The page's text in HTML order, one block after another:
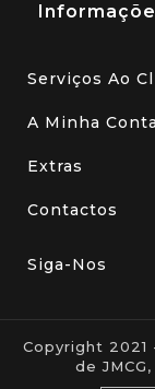
Serviços Ao
A Minha Conta
Extras
Contactos
Siga-Nos
Copyright 2021
de